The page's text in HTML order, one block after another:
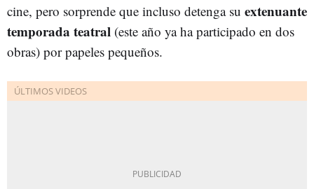
cine, pero sorprende que incluso detenga su extenuante
temporada teatral (este año ya ha participado en dos
obras) por papeles pequeños.